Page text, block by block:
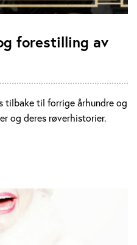
forestilling av
tilbake til forrige århundre og
og deres røverhistorier.